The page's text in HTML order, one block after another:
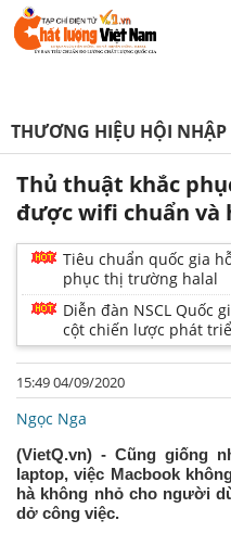
THƯƠNG HIỆU HỘI NHẬP
Thủ thuật khắc
được wifi chuẩn và
Tiêu chuẩn quốc gia
phục thị trường halal
Diễn đàn NSCL Quốc
cột chiến lược phát
15:49 04/09/2020
Ngọc Nga
(VietQ.vn) - Cũng giống
laptop, việc Macbook
hà không nhỏ cho người
dở công việc.